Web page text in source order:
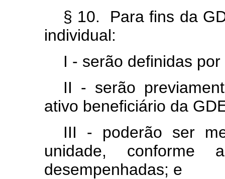
§ 10. Para fins da
individual:
I - serão definidas
II - serão
ativo beneficiário da
III - poderão ser
unidade, conforme
desempenhadas; e